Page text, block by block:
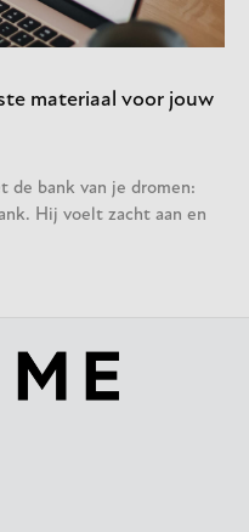
materiaal voor jouw
de bank van je dromen:
Hij voelt zacht aan en